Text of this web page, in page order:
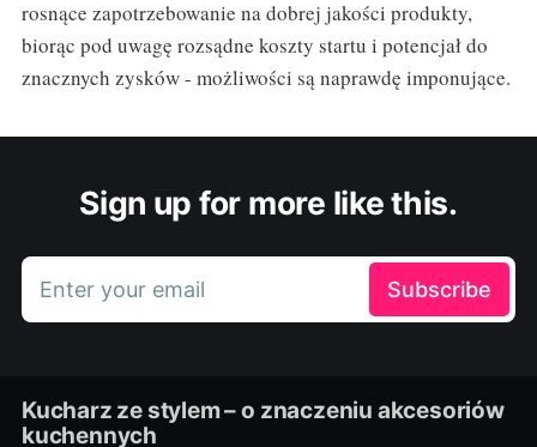
rosnące zapotrzebowanie na dobrej jakości produkty,
biorąc pod uwagę rozsądne koszty startu i potencjał do
znacznych zysków - możliwości są naprawdę imponujące.
Sign up for more like this.
Enter your email Subscribe
Kucharz ze stylem – o znaczeniu akcesoriów
kuchennych